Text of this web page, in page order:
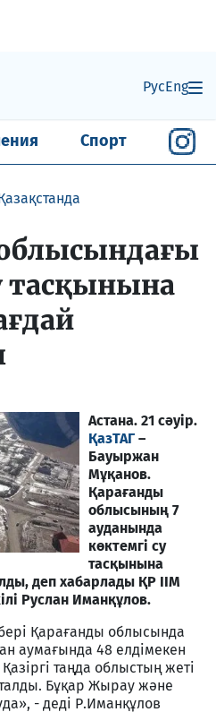
РусEng
Спорт
тасқынына
Астана. 21 сәуір.
ҚазТАГ –
Бауыржан
Мұқанов.
Қарағанды
облысының 7
ауданында
көктемгі су
тасқынына
деп хабарлады ҚР ІІМ
Руслан Иманқұлов.
Қарағанды облысында
аумағында 48 елдімекен
таңда облыстың жеті
Бұқар Жырау және
- деді Р.Иманқұлов